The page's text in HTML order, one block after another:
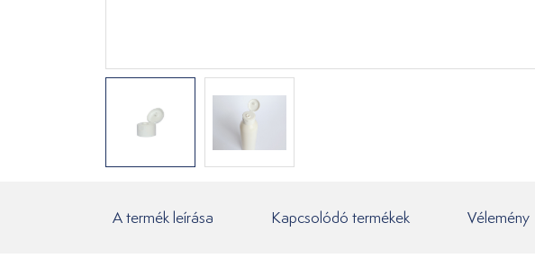
A termék leírása Kapcsolódó termékek Vélemény